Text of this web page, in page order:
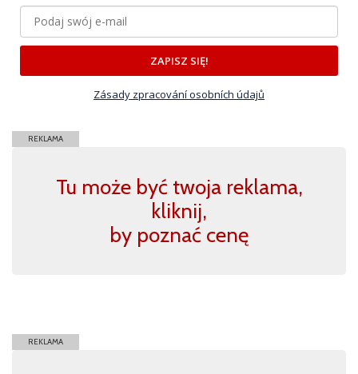
ZAPISZ SIĘ!
Zásady zpracování osobních údajů
REKLAMA
Tu może być twoja reklama,
kliknij,
by poznać cenę
REKLAMA